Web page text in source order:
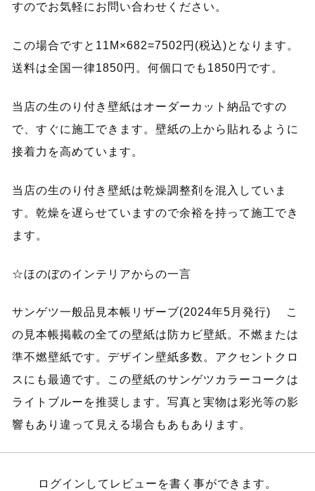
すのでお気軽にお問い合わせください。
この場合ですと11M×682=7502円(税込)となります。
送料は全国一律1850円。何個口でも1850円です。
当店の生のり付き壁紙はオーダーカット納品ですの
で、すぐに施工できます。壁紙の上から貼れるように
接着力を高めています。
当店の生のり付き壁紙は乾燥調整剤を混入していま
す。乾燥を遅らせていますので余裕を持って施工でき
ます。
☆ほのぼのインテリアからの一言
サンゲツ一般品見本帳リザーブ(2024年5月発行) こ
の見本帳掲載の全ての壁紙は防カビ壁紙。不燃または
準不燃壁紙です。デザイン壁紙多数。アクセントクロ
スにも最適です。この壁紙のサンゲツカラーコークは
ライトブルーを推奨します。写真と実物は彩光等の影
響もあり違って見える場合もあもあります。
ログインしてレビューを書く事ができます。